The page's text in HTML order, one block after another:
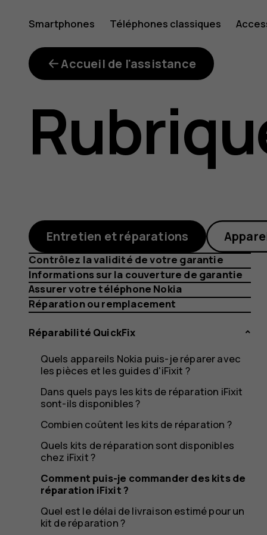
puis-
je
des
kits
de
Smartphones Téléphones classiques
Mon compte
Accueil de l'assistance
Entretien et réparations
Contrôlez la validité de votre garantie
Informations sur la couverture de garantie
Assurer votre téléphone Nokia
Réparation ou remplacement
Réparabilité QuickFix
Quels appareils Nokia puis-je réparer avec
les pièces et les guides d'iFixit ?
Dans quels pays les kits de réparation iFixit
sont-ils disponibles ?
Combien coûtent les kits de réparation ?
Quels kits de réparation sont disponibles
chez iFixit ?
Comment puis-je commander des kits de
réparation iFixit ?
Quel est le délai de livraison estimé pour un
kit de réparation ?